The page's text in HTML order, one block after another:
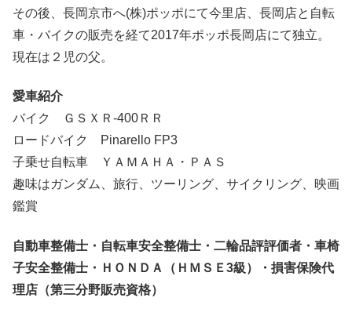
その後、長岡京市へ(株)ポッポにて今里店、長岡店と自転
車・バイクの販売を経て2017年ポッポ長岡店にて独立。
現在は２児の父。
愛車紹介
バイク ＧＳＸＲ-400ＲＲ
ロードバイク Pinarello FP3
子乗せ自転車 ＹＡＭＡＨＡ・ＰＡＳ
趣味はガンダム、旅行、ツーリング、サイクリング、映画
鑑賞
自動車整備士・自転車安全整備士・二輪品評評価者・車椅
子安全整備士・ＨＯＮＤＡ（ＨＭＳＥ3級）・損害保険代
理店（第三分野販売資格）